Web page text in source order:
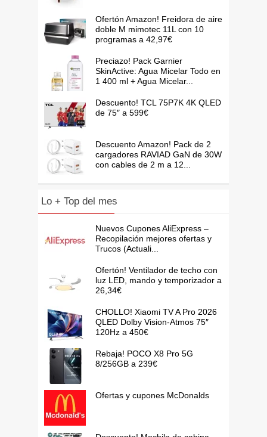
Ofertón Amazon! Freidora de aire
doble M mimotec 11L con 10
programas a 42,97€
Preciazo! Pack Garnier
SkinActive: Agua Micelar Todo en
1 400 ml + Agua Micelar...
Descuento! TCL 75P7K 4K QLED
de 75″ a 599€
Descuento Amazon! Pack de 2
cargadores RAVIAD GaN de 30W
con cables de 2 m a 12...
Lo + Top del mes
Nuevos Cupones AliExpress –
Recopilación mejores ofertas y
Trucos (Actuali...
Ofertón! Ventilador de techo con
luz LED, mando y temporizador a
26,34€
CHOLLO! Xiaomi TV A Pro 2026
QLED Dolby Vision-Atmos 75″
120Hz a 450€
Rebaja! POCO X8 Pro 5G
8/256GB a 239€
Ofertas y cupones McDonalds